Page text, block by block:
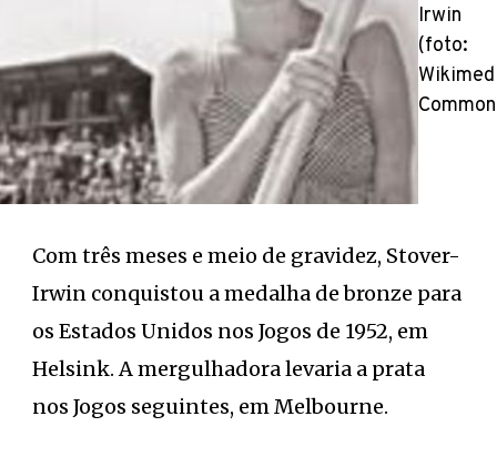
Irwin
(foto:
Com três meses e meio de gravidez, Stover-
Irwin conquistou a medalha de bronze para
os Estados Unidos nos Jogos de 1952, em
Helsink. A mergulhadora levaria a prata
nos Jogos seguintes, em Melbourne.